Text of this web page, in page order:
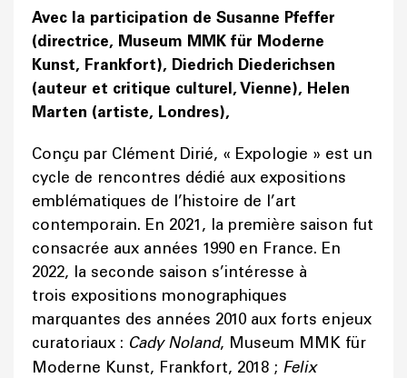
Avec la participation de Susanne Pfeffer
(directrice, Museum MMK für Moderne
Kunst, Frankfort), Diedrich Diederichsen
(auteur et critique culturel, Vienne), Helen
Marten (artiste, Londres),
Conçu par Clément Dirié, « Expologie » est un
cycle de rencontres dédié aux expositions
emblématiques de l’histoire de l’art
contemporain. En 2021, la première saison fut
consacrée aux années 1990 en France. En
2022, la seconde saison s’intéresse à
trois expositions monographiques
marquantes des années 2010 aux forts enjeux
curatoriaux : Cady Noland, Museum MMK für
Moderne Kunst, Frankfort, 2018 ; Felix